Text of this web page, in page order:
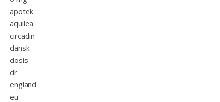
apotek
aquilea
circadin
dansk
dosis
dr
england
eu